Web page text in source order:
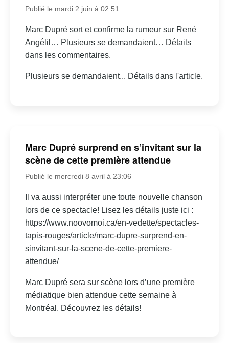
Publié le mardi 2 juin à 02:51
Marc Dupré sort et confirme la rumeur sur René
Angélil… Plusieurs se demandaient… Détails
dans les commentaires.
Plusieurs se demandaient... Détails dans l'article.
Marc Dupré surprend en s’invitant sur la
scène de cette première attendue
Publié le mercredi 8 avril à 23:06
Il va aussi interpréter une toute nouvelle chanson
lors de ce spectacle! Lisez les détails juste ici :
https://www.noovomoi.ca/en-vedette/spectacles-
tapis-rouges/article/marc-dupre-surprend-en-
sinvitant-sur-la-scene-de-cette-premiere-
attendue/
Marc Dupré sera sur scène lors d’une première
médiatique bien attendue cette semaine à
Montréal. Découvrez les détails!